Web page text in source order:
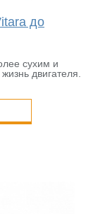
до
сухим и
двигателя.